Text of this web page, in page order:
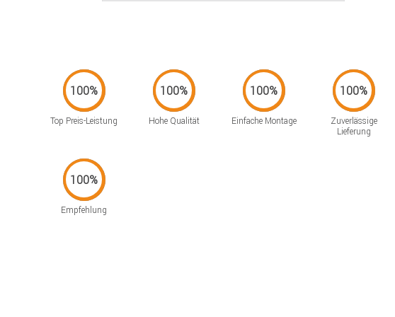
Top Preis-Leistung Hohe Qualität Einfache Montage
Zuverlässige
Lieferung
Empfehlung